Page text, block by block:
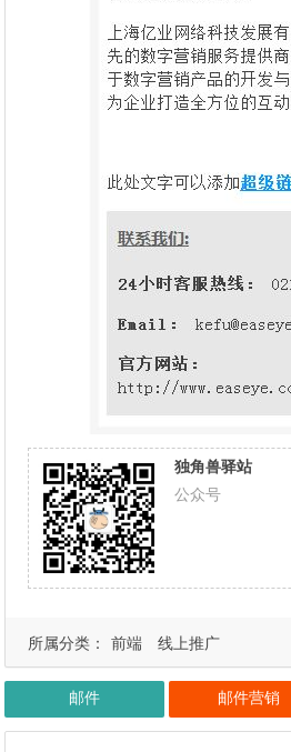
所属分类： 前端 线上推广
独角兽驿站
公众号
邮件 邮件营销